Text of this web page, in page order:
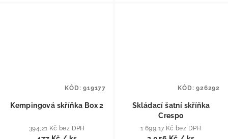
Kempingová skříňka Box 2
394,21 Kč bez DPH
KÓD:919177
Skládací šatní skříňka
Crespo
1 699,17 Kč bez DPH
KÓD:926292